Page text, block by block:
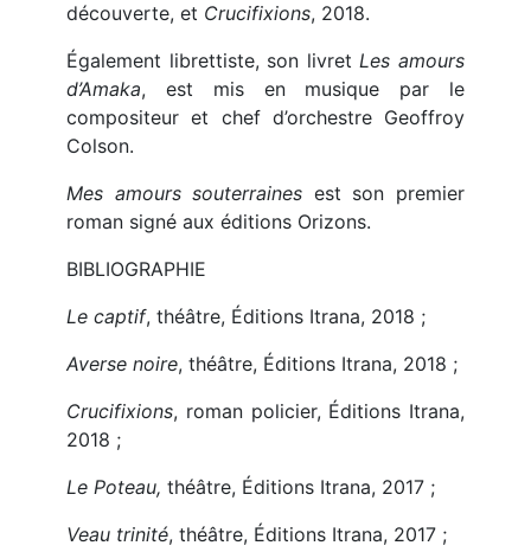
découverte, et Crucifixions, 2018.
Également librettiste, son livretLes amours
d’Amaka, est mis en musique par le
compositeur et chef d’orchestre Geoffroy
Colson.
Mes amours souterraines est son premier
roman signé aux éditions Orizons.
BIBLIOGRAPHIE
Le captif, théâtre, Éditions Itrana, 2018 ;
Averse noire, théâtre, Éditions Itrana, 2018 ;
Crucifixions, roman policier, Éditions Itrana,
2018 ;
Le Poteau, théâtre, Éditions Itrana, 2017 ;
Veau trinité, théâtre, Éditions Itrana, 2017 ;